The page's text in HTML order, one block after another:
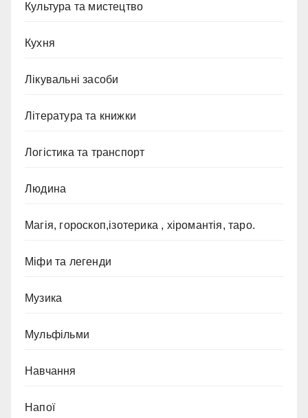
Культура та мистецтво
Кухня
Лікувальні засоби
Література та книжки
Логістика та транспорт
Людина
Магія, гороскоп,ізотерика , хіромантія, таро.
Міфи та легенди
Музика
Мульфільми
Навчання
Напої